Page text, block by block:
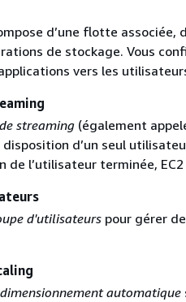
d’une flotte associée,
de stockage. Vous
vers les
streaming(également
disposition d’un seul
de l’utilisateur terminée,
d'utilisateurspour gérer
automatique